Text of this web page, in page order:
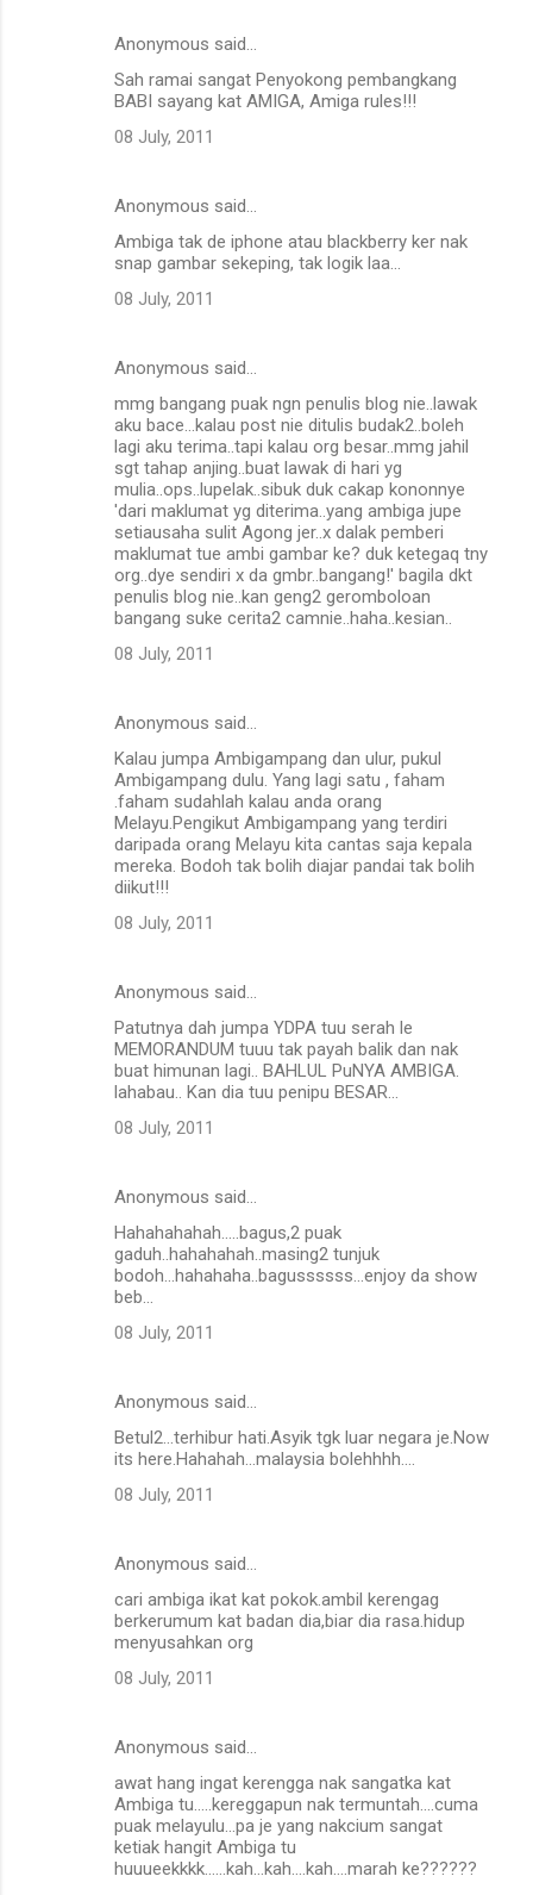
Anonymous said…
Sah ramai sangat Penyokong pembangkang
BABI sayang kat AMIGA, Amiga rules!!!
08 July, 2011
Anonymous said…
Ambiga tak de iphone atau blackberry ker nak
snap gambar sekeping, tak logik laa...
08 July, 2011
Anonymous said…
mmg bangang puak ngn penulis blog nie..lawak
aku bace...kalau post nie ditulis budak2..boleh
lagi aku terima..tapi kalau org besar..mmg jahil
sgt tahap anjing..buat lawak di hari yg
mulia..ops..lupelak..sibuk duk cakap kononnye
'dari maklumat yg diterima..yang ambiga jupe
setiausaha sulit Agong jer..x dalak pemberi
maklumat tue ambi gambar ke? duk ketegaq tny
org..dye sendiri x da gmbr..bangang!' bagila dkt
penulis blog nie..kan geng2 geromboloan
bangang suke cerita2 camnie..haha..kesian..
08 July, 2011
Anonymous said…
Kalau jumpa Ambigampang dan ulur, pukul
Ambigampang dulu. Yang lagi satu , faham
.faham sudahlah kalau anda orang
Melayu.Pengikut Ambigampang yang terdiri
daripada orang Melayu kita cantas saja kepala
mereka. Bodoh tak bolih diajar pandai tak bolih
diikut!!!
08 July, 2011
Anonymous said…
Patutnya dah jumpa YDPA tuu serah le
MEMORANDUM tuuu tak payah balik dan nak
buat himunan lagi.. BAHLUL PuNYA AMBIGA.
lahabau.. Kan dia tuu penipu BESAR...
08 July, 2011
Anonymous said…
Hahahahahah.....bagus,2 puak
gaduh..hahahahah..masing2 tunjuk
bodoh...hahahaha..bagussssss...enjoy da show
beb...
08 July, 2011
Anonymous said…
Betul2...terhibur hati.Asyik tgk luar negara je.Now
its here.Hahahah...malaysia bolehhhh....
08 July, 2011
Anonymous said…
cari ambiga ikat kat pokok.ambil kerengag
berkerumum kat badan dia,biar dia rasa.hidup
menyusahkan org
08 July, 2011
Anonymous said…
awat hang ingat kerengga nak sangatka kat
Ambiga tu.....kereggapun nak termuntah....cuma
puak melayulu...pa je yang nakcium sangat
ketiak hangit Ambiga tu
huuueekkkk......kah...kah....kah....marah ke??????